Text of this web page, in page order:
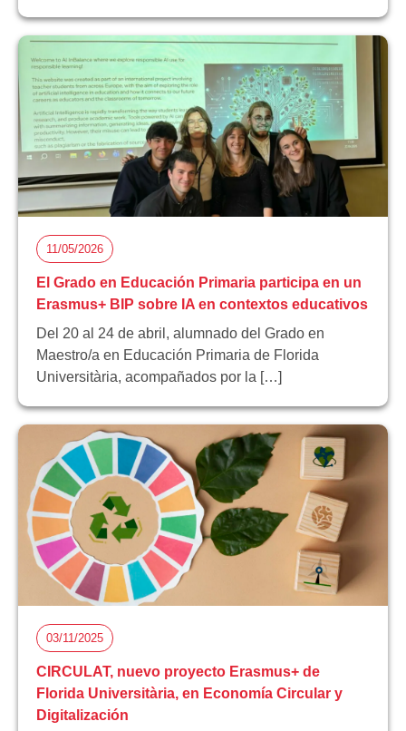
11/05/2026
El Grado en Educación Primaria participa en un
Erasmus+ BIP sobre IA en contextos educativos
Del 20 al 24 de abril, alumnado del Grado en
Maestro/a en Educación Primaria de Florida
Universitària, acompañados por la […]
03/11/2025
CIRCULAT, nuevo proyecto Erasmus+ de
Florida Universitària, en Economía Circular y
Digitalización